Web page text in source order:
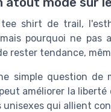
shirt de trail,
pourquoi ne
rester tendance,
simple question
améliorer la
unisexes qui allient